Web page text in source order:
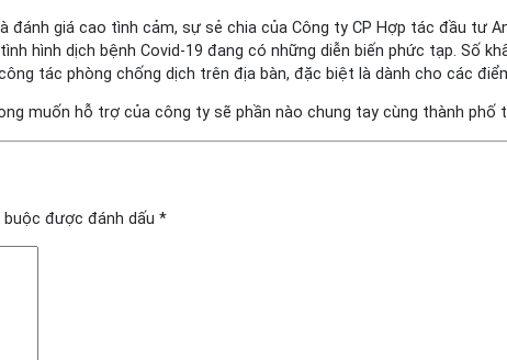
đánh giá cao tình cảm, sự sẻ chia của Công ty CP Hợp tác đầu tư
hình dịch bệnh Covid-19 đang có những diễn biến phức tạp. Số
tác phòng chống dịch trên địa bàn, đặc biệt là dành cho các
muốn hỗ trợ của công ty sẽ phần nào chung tay cùng thành
được đánh dấu *